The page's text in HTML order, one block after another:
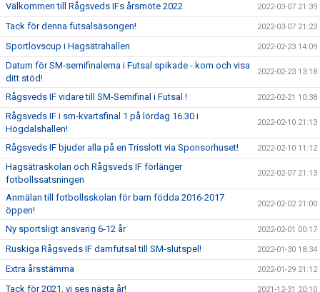
Välkommen till Rågsveds IFs årsmöte 2022 2022-03-07 21:39
Tack för denna futsalsäsongen! 2022-03-07 21:23
Sportlovscup i Hagsätrahallen 2022-02-23 14:09
Datum för SM-semifinalerna i Futsal spikade - kom och visa
ditt stöd!
2022-02-23 13:18
Rågsveds IF vidare till SM-Semifinal i Futsal ! 2022-02-21 10:38
Rågsveds IF i sm-kvartsfinal 1 på lördag 16.30 i
Högdalshallen!
2022-02-10 21:13
Rågsveds IF bjuder alla på en Trisslott via Sponsorhuset! 2022-02-10 11:12
Hagsätraskolan och Rågsveds IF förlänger
fotbollssatsningen
2022-02-07 21:13
Anmälan till fotbollsskolan för barn födda 2016-2017
öppen!
2022-02-02 21:00
Ny sportsligt ansvarig 6-12 år 2022-02-01 00:17
Ruskiga Rågsveds IF damfutsal till SM-slutspel! 2022-01-30 18:34
Extra årsstämma 2022-01-29 21:12
Tack för 2021, vi ses nästa år! 2021-12-31 20:10